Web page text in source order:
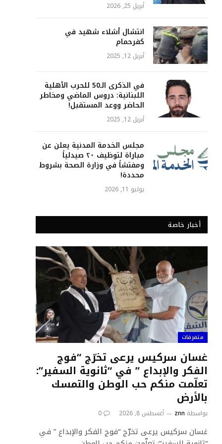
أبريل 25, 2026
انتشال أشلاء شهيد في
كفرحمام
أبريل 12, 2025
في الذكرى الـ50 للحرب الأهلية
اللبنانية: دروس الماضي ومخاطر
الحاضر ووعد المستقبل!
أبريل 12, 2025
مجلس الخدمة المدنية يعلن عن
مباراة لتوظيف ٢٠ صيدلياً
ومفتشاً في وزارة الصحة بشروط
محددة!
يوليو 11, 2026
أخبار خاصة
متفرقات
غسان سركيس يرعى تخرّج “فوج
الفكر والإبداع ” في “ثانوية السفير”:
تعلّمت منكم حب الوطن والتمسك
بالأرض
بواسطة znn أغسطس 8, 2026 0
غسان سركيس يرعى تخرّج “فوج الفكر والإبداع ” في